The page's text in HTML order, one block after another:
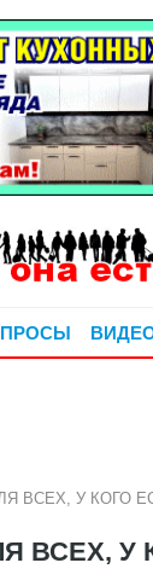
ВСЕХ, У КОГО
ВСЕХ, У